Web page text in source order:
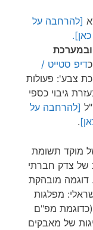
[להרחבה על
ובמערכת
דיפ סטייט /
צבע': פעולות
גיבוי כספי
[להרחבה על
.
מוקד תשומת
של צדק חברתי
דוגמה מובהקת
מפלגות
(כדוגמת מפ"ם
של מאבקים